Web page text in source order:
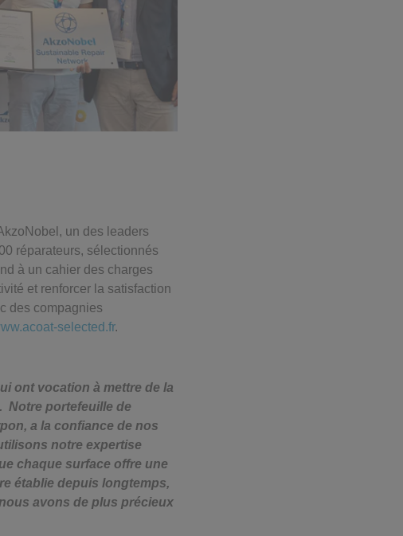
un des leaders
réparateurs, sélectionnés
à un cahier des charges
et renforcer la satisfaction
des compagnies
selected.fr.
ont vocation à mettre de la
Notre portefeuille de
a la confiance de nos
notre expertise
chaque surface offre une
établie depuis longtemps,
avons de plus précieux